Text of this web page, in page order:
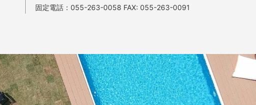
固定電話： 055-263-0058 FAX: 055-263-0091